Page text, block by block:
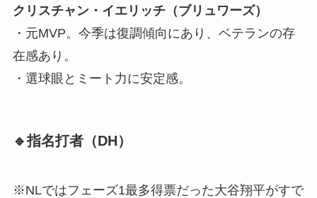
クリスチャン・イエリッチ（ブリュワーズ）
・元MVP。今季は復調傾向にあり、ベテランの存
在感あり。
・選球眼とミート力に安定感。
🔹指名打者（DH）
※NLではフェーズ1最多得票だった大谷翔平がすで